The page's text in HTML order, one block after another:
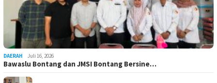
DAERAH Juli 16, 2026
Bawaslu Bontang dan JMSI Bontang Bersine…